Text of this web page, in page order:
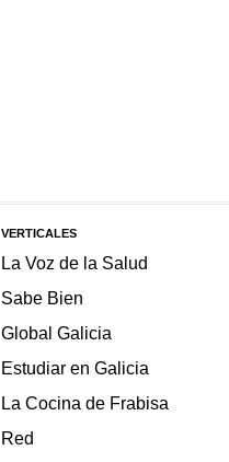
VERTICALES
La Voz de la Salud
Sabe Bien
Global Galicia
Estudiar en Galicia
La Cocina de Frabisa
Red